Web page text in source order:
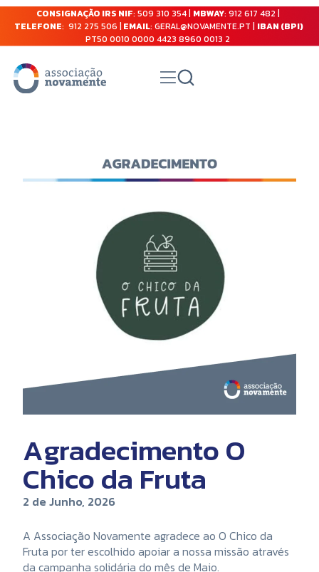
CONSIGNAÇÃO IRS NIF: 509 310 354 | MBWAY: 912 617 482 |
TELEFONE: 912 275 506 | EMAIL: GERAL@NOVAMENTE.PT | IBAN (BPI)
PT50 0010 0000 4423 8960 0013 2
Agradecimento O
Chico da Fruta
2 de Junho, 2026
A Associação Novamente agradece ao O Chico da
Fruta por ter escolhido apoiar a nossa missão através
da campanha solidária do mês de Maio.